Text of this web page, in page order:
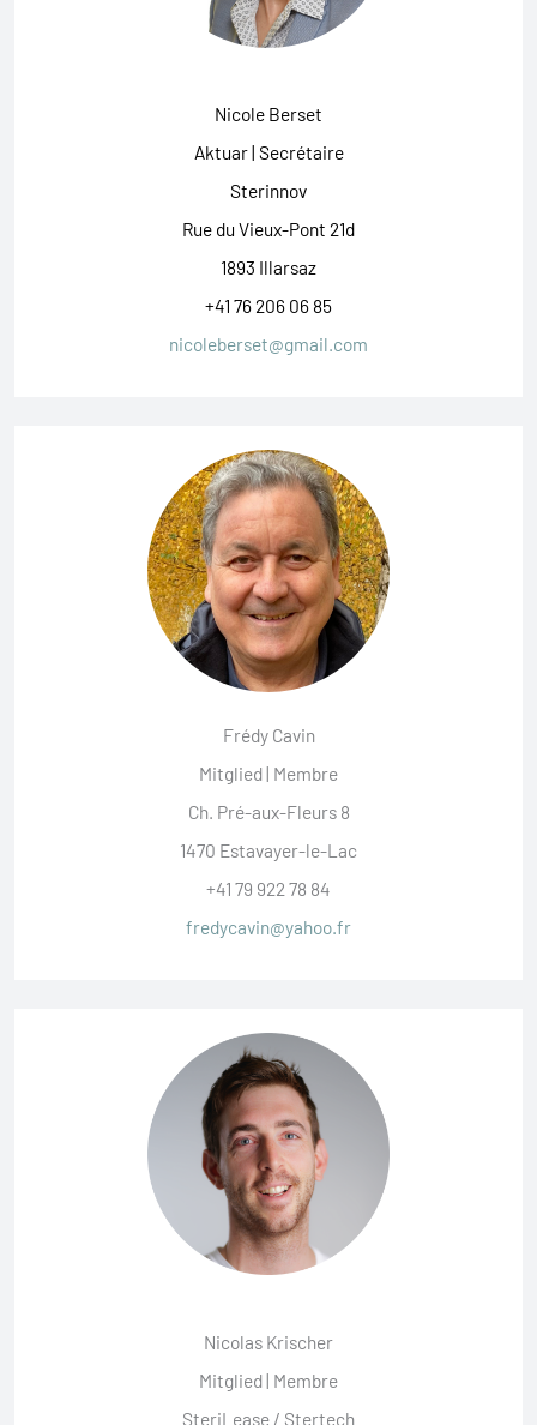
Nicole Berset
Aktuar | Secrétaire
Sterinnov
Rue du Vieux-Pont 21d
1893 Illarsaz
+41 76 206 06 85
nicoleberset@gmail.com
Frédy Cavin
Mitglied | Membre
Ch. Pré-aux-Fleurs 8
1470 Estavayer-le-Lac
+41 79 922 78 84
fredycavin@yahoo.fr
Nicolas Krischer
Mitglied | Membre
SteriLease / Stertech